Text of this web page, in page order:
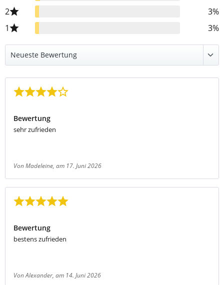
2
3%
1
3%
Bewertung
sehr zufrieden
Von Madeleine, am 17. Juni 2026
Bewertung
bestens zufrieden
Von Alexander, am 14. Juni 2026